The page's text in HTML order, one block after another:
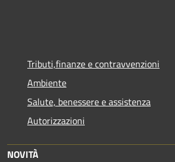
Tributi,finanze e contravvenzioni
Ambiente
Salute, benessere e assistenza
Autorizzazioni
NOVITÀ